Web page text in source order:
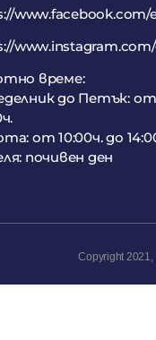
www.facebook.com/
време:
до Петък: от
от 10:00ч. до
почивен ден
Copyright 2021,